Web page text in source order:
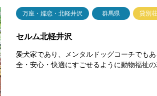
万座・嬬恋・北軽井沢 群馬県 貸別
セルム北軽井沢
愛犬家であり、メンタルドッグコーチでも
全・安心・快適にすごせるように動物福祉